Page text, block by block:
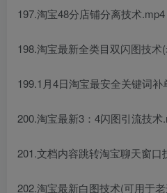
197.淘宝48分店铺分离技术.mp4
198.淘宝最新全类目双闪图技术
199.1月4日淘宝最安全关键词
200.淘宝最新3：4闪图引流技术
201.文档内容跳转淘宝聊天窗口
202.淘宝最新白图技术(可用于